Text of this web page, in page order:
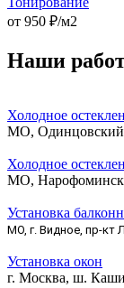
от 950 ₽/м2
Наши
Холодное
МО, Одинцовский
Холодное
МО,
Установка
МО, г. Видное, пр-кт
Установка окон
г. Москва, ш.